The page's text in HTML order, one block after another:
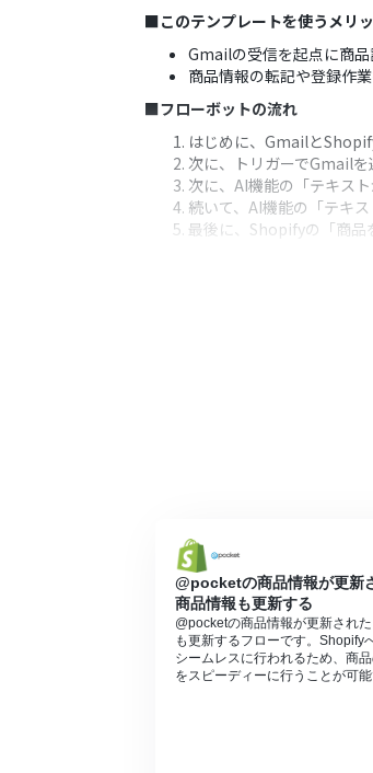
■このテンプレートを使うメリ
Gmailの受信を起点に商
商品情報の転記や登録作
■フローボットの流れ
はじめに、Gmailと
次に、トリガーでGmailを
次に、AI機能の「テキス
続いて、AI機能の「テキ
最後に、Shopifyの「商品
Shopifyはチームプラン
ーションやデータコネク
チームプランやサクセ
@pocketの商品情報が更新
商品情報も更新する
@pocketの商品情報が更新され
も更新するフローです。Shopify
シームレスに行われるため、商
をスピーディーに行うことが可能